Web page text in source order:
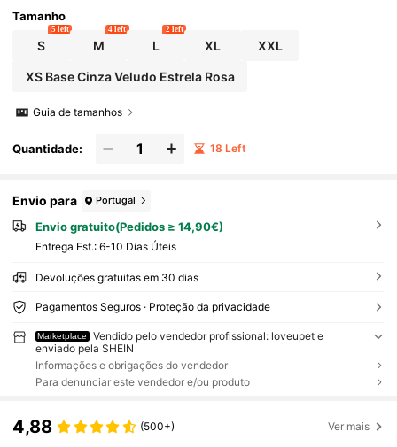
Tamanho
S
5 left
M
4 left
L
2 left
XL XXL
XS Base Cinza Veludo Estrela Rosa
Guia de tamanhos
Quantidade: 18 Left
Envio para Portugal
Envio gratuito(Pedidos ≥ 14,90€)
Entrega Est.: 6-10 Dias Úteis
Devoluções gratuitas em 30 dias
Pagamentos Seguros · Proteção da privacidade
Marketplace
Vendido pelo vendedor profissional: loveupet e
enviado pela SHEIN
Informações e obrigações do vendedor
Para denunciar este vendedor e/ou produto
4,88 (500+) Ver mais